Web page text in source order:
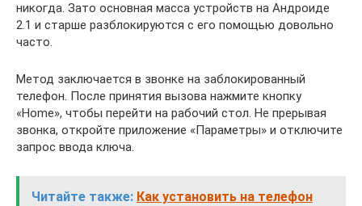
никогда. Зато основная масса устройств на Андроиде
2.1 и старше разблокируются с его помощью довольно
часто.
Метод заключается в звонке на заблокированный
телефон. После принятия вызова нажмите кнопку
«Home», чтобы перейти на рабочий стол. Не прерывая
звонка, откройте приложение «Параметры» и отключите
запрос ввода ключа.
Читайте также: Как установить на телефон